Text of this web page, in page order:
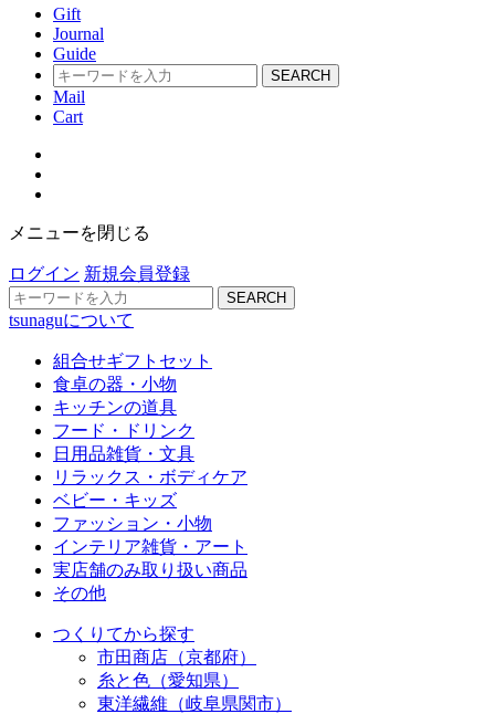
Gift
Journal
Guide
SEARCH
Mail
Cart
メニューを閉じる
ログイン 新規会員登録
SEARCH
tsunaguについて
組合せギフトセット
食卓の器・小物
キッチンの道具
フード・ドリンク
日用品雑貨・文具
リラックス・ボディケア
ベビー・キッズ
ファッション・小物
インテリア雑貨・アート
実店舗のみ取り扱い商品
その他
つくりてから探す
市田商店（京都府）
糸と色（愛知県）
東洋繊維（岐阜県関市）